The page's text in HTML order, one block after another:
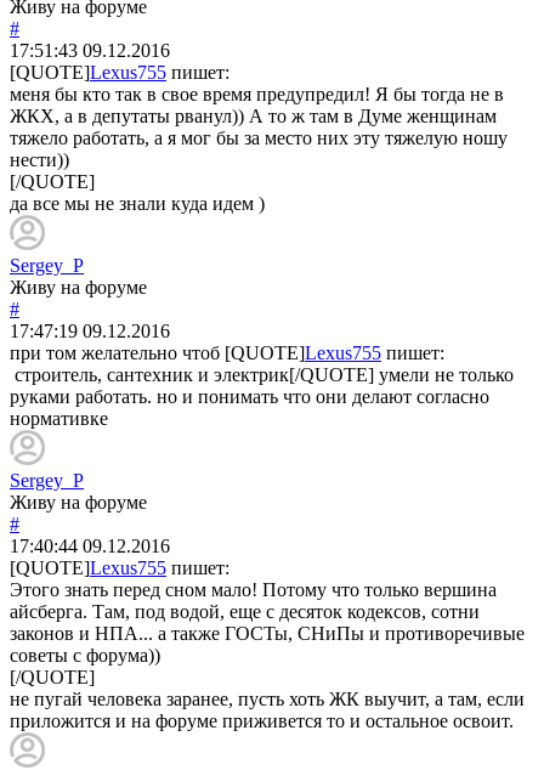
Живу на форуме
#
17:51:43 09.12.2016
[QUOTE]Lexus755 пишет:
меня бы кто так в свое время предупредил! Я бы тогда не в
ЖКХ, а в депутаты рванул)) А то ж там в Думе женщинам
тяжело работать, а я мог бы за место них эту тяжелую ношу
нести))
[/QUOTE]
да все мы не знали куда идем )
Sergey_P
Живу на форуме
#
17:47:19 09.12.2016
при том желательно чтоб [QUOTE]Lexus755 пишет:
строитель, сантехник и электрик[/QUOTE] умели не только
руками работать. но и понимать что они делают согласно
нормативке
Sergey_P
Живу на форуме
#
17:40:44 09.12.2016
[QUOTE]Lexus755 пишет:
Этого знать перед сном мало! Потому что только вершина
айсберга. Там, под водой, еще с десяток кодексов, сотни
законов и НПА... а также ГОСТы, СНиПы и противоречивые
советы с форума))
[/QUOTE]
не пугай человека заранее, пусть хоть ЖК выучит, а там, если
приложится и на форуме приживется то и остальное освоит.